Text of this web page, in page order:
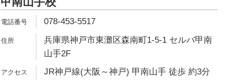
078-453-5517
兵庫県神戸市東灘区森南町1-5-1 セルバ甲南
山手2F
JR神戸線(大阪～神戸) 甲南山手 徒歩 約3分